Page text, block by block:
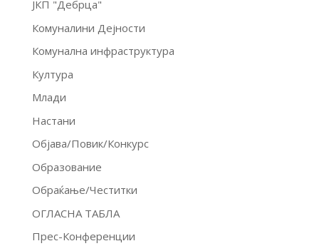
ЈКП "Дебрца"
Комуналини Дејности
Комунална инфраструктура
Култура
Млади
Настани
Објава/Повик/Конкурс
Образование
Обраќање/Честитки
ОГЛАСНА ТАБЛА
Прес-Конференции